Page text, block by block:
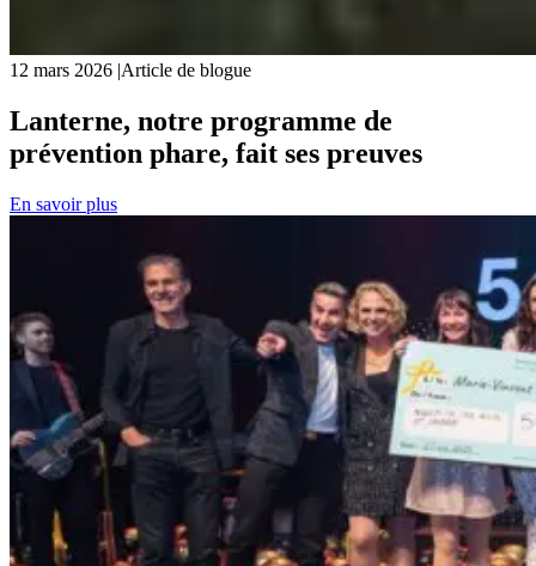
12 mars 2026 |Article de blogue
Lanterne, notre programme de
prévention phare, fait ses preuves
En savoir plus